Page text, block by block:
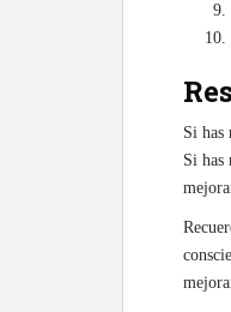
Si has
Si has